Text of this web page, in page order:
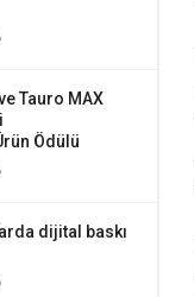
Tauro MAX
Ödülü
dijital baskı